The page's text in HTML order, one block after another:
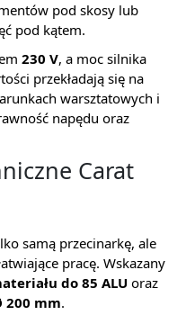
pod skosy lub
pod kątem.
230 V, a moc silnika
przekładają się na
warsztatowych i
napędu oraz
Carat
samą przecinarkę, ale
pracę. Wskazany
do 85 ALU oraz
200 mm.